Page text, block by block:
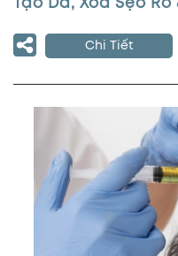
Tạo Da, Xóa Sẹo
Chi Tiết